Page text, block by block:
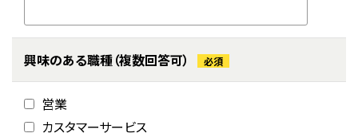
興味のある職種（複数回答可） 必須
営業
カスタマーサービス